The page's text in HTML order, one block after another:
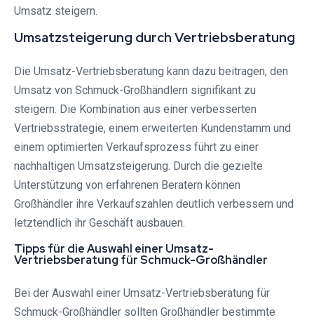
Umsatz steigern.
Umsatzsteigerung durch Vertriebsberatung
Die Umsatz-Vertriebsberatung kann dazu beitragen, den
Umsatz von Schmuck-Großhändlern signifikant zu
steigern. Die Kombination aus einer verbesserten
Vertriebsstrategie, einem erweiterten Kundenstamm und
einem optimierten Verkaufsprozess führt zu einer
nachhaltigen Umsatzsteigerung. Durch die gezielte
Unterstützung von erfahrenen Beratern können
Großhändler ihre Verkaufszahlen deutlich verbessern und
letztendlich ihr Geschäft ausbauen.
Tipps für die Auswahl einer Umsatz-
Vertriebsberatung für Schmuck-Großhändler
Bei der Auswahl einer Umsatz-Vertriebsberatung für
Schmuck-Großhändler sollten Großhändler bestimmte